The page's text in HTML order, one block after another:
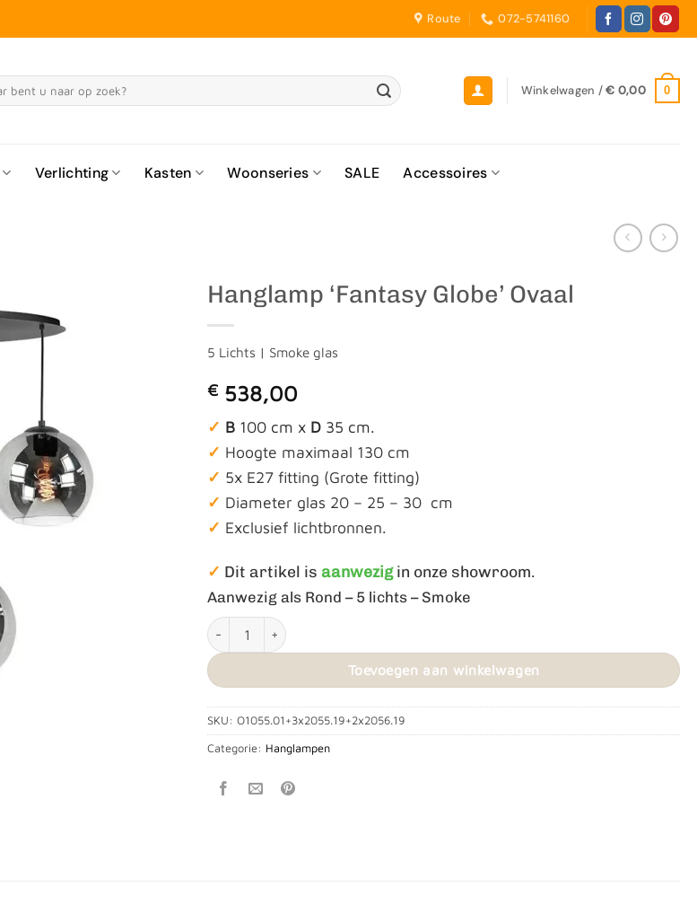
Route 072-5741160
Winkelwagen /€ 0,00 0
Verlichting Kasten Woonseries SALE Accessoires
Hanglamp ‘Fantasy Globe’ Ovaal
5 Lichts | Smoke glas
€ 538,00
✓ B 100 cm x D 35 cm.
✓ Hoogte maximaal 130 cm
✓ 5x E27 fitting (Grote fitting)
✓ Diameter glas 20 – 25 – 30 cm
✓ Exclusief lichtbronnen.
✓ Dit artikel isaanwezigin onze showroom.
Aanwezig als Rond – 5 lichts – Smoke
Hanglamp ‘Fantasy Globe’ Ovaal aantal
Toevoegen aan winkelwagen
SKU:O1055.01+3x2055.19+2x2056.19
Categorie: Hanglampen